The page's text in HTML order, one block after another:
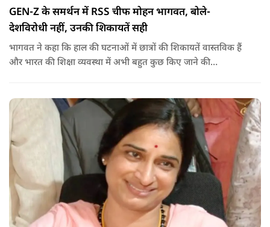
GEN-Z के समर्थन में RSS चीफ मोहन भागवत, बोले-
देशविरोधी नहीं, उनकी शिकायतें सही
भागवत ने कहा कि हाल की घटनाओं में छात्रों की शिकायतें वास्तविक हैं
और भारत की शिक्षा व्यवस्था में अभी बहुत कुछ किए जाने की